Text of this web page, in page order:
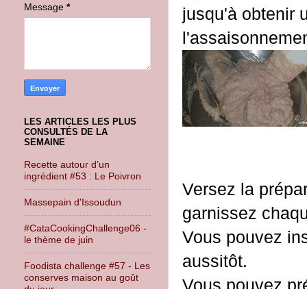
jusqu'à obtenir
Versez la
garnissez
Vous pouvez
aussitôt.
Vous pouvez
Message *
LES ARTICLES LES PLUS
CONSULTÉS DE LA
SEMAINE
Recette autour d’un
ingrédient #53 : Le Poivron
Massepain d'Issoudun
#CataCookingChallenge06 -
le thème de juin
Foodista challenge #57 - Les
conserves maison au goût